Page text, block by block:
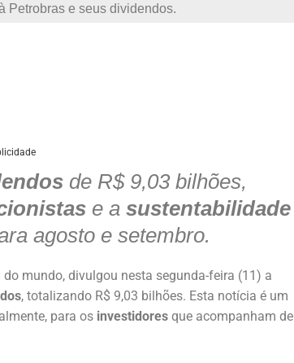
Petrobras e seus dividendos.
de R$ 9,03 bilhões,
e a sustentabilidade
agosto e setembro.
do mundo, divulgou nesta segunda-feira (11) a
, totalizando R$ 9,03 bilhões. Esta notícia é um
para os investidores que acompanham de